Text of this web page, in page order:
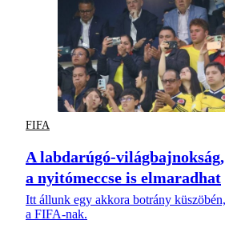
FIFA
A labdarúgó-
a nyitómeccse is elmaradhat
Itt állunk egy akkora botrány
a FIFA-nak.